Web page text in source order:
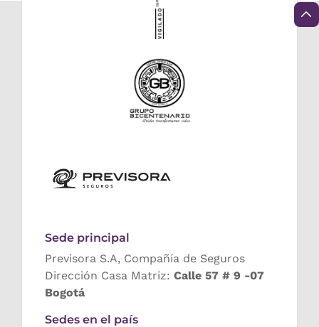
Sede principal
Previsora S.A, Compañía de Seguros
Dirección Casa Matriz: Calle 57 # 9 -07
Bogotá
Sedes en el país